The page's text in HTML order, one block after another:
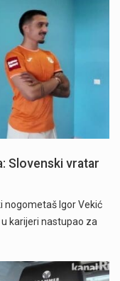
Slovenski vratar
nogometaš Igor Vekić
karijeri nastupao za